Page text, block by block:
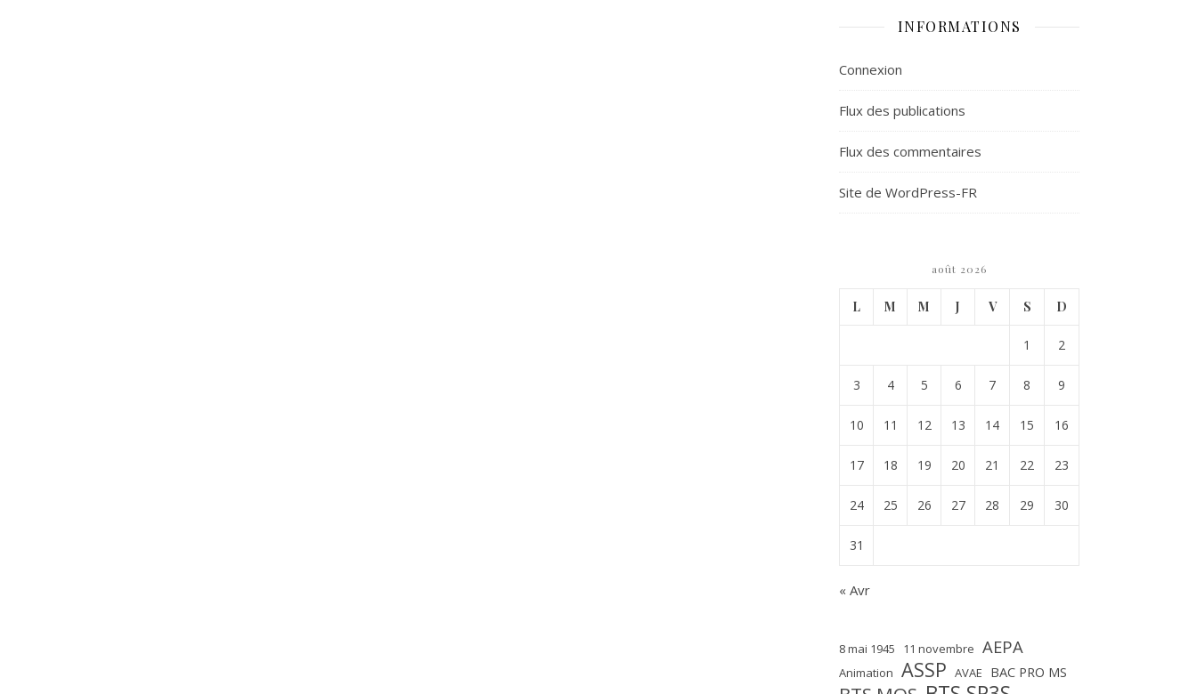
INFORMATIONS
Connexion
Flux des publications
Flux des commentaires
Site de WordPress-FR
août 2026
L M M J V S D
1 2
3 4 5 6 7 8 9
10 11 12 13 14 15 16
17 18 19 20 21 22 23
24 25 26 27 28 29 30
31
« Avr
8 mai 1945 11 novembre AEPA
Animation ASSP AVAE BAC PRO MS